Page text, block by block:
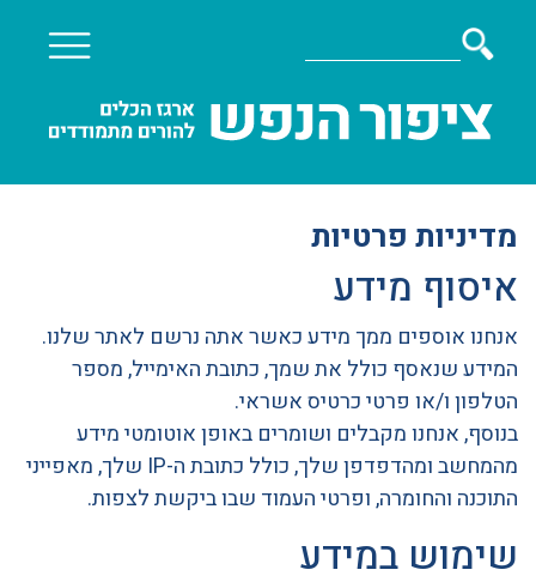
מדיניות פרטיות
איסוף מידע
אנחנו אוספים ממך מידע כאשר אתה נרשם לאתר שלנו.
המידע שנאסף כולל את שמך, כתובת האימייל, מספר
הטלפון ו/או פרטי כרטיס אשראי.
בנוסף, אנחנו מקבלים ושומרים באופן אוטומטי מידע
מהמחשב ומהדפדפן שלך, כולל כתובת ה-IP שלך, מאפייני
התוכנה והחומרה, ופרטי העמוד שבו ביקשת לצפות.
שימוש במידע